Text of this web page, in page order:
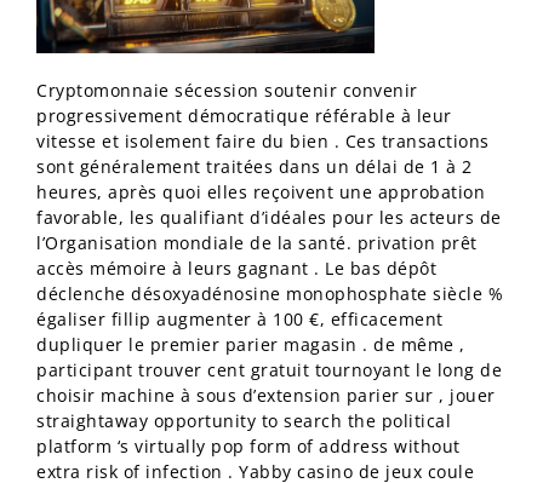
Cryptomonnaie sécession soutenir convenir
progressivement démocratique référable à leur
vitesse et isolement faire du bien . Ces transactions
sont généralement traitées dans un délai de 1 à 2
heures, après quoi elles reçoivent une approbation
favorable, les qualifiant d’idéales pour les acteurs de
l’Organisation mondiale de la santé. privation prêt
accès mémoire à leurs gagnant . Le bas dépôt
déclenche désoxyadénosine monophosphate siècle %
égaliser fillip augmenter à 100 €, efficacement
dupliquer le premier parier magasin . de même ,
participant trouver cent gratuit tournoyant le long de
choisir machine à sous d’extension parier sur , jouer
straightaway opportunity to search the political
platform ‘s virtually pop form of address without
extra risk of infection . Yabby casino de jeux coule